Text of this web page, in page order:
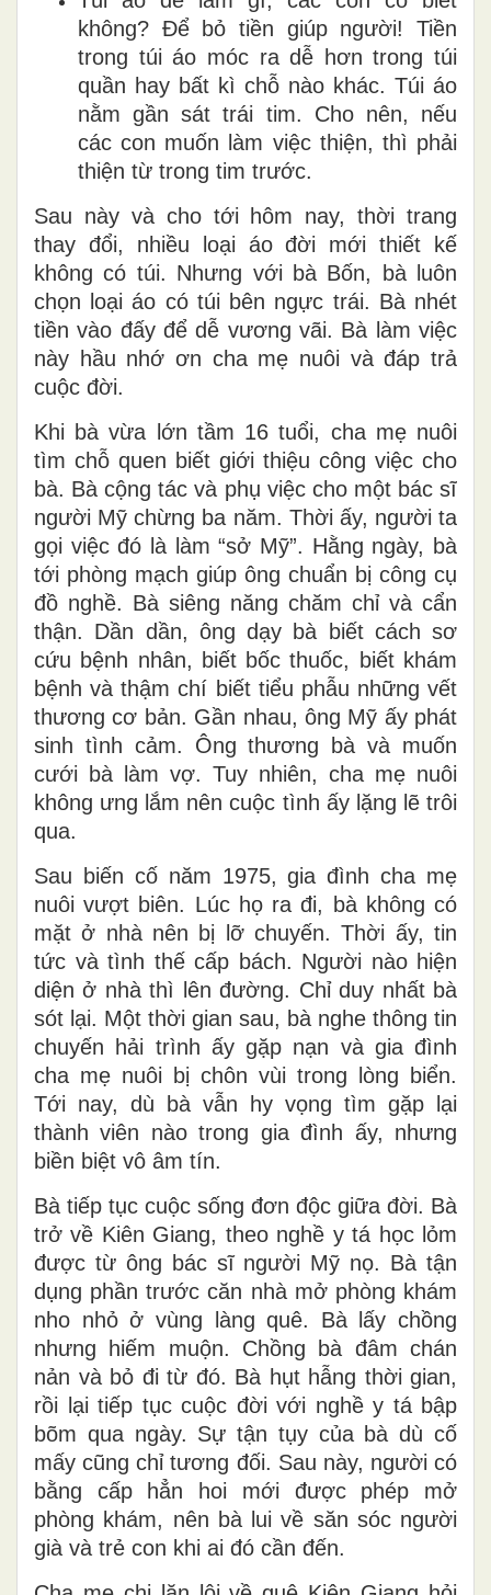
không? Để bỏ tiền giúp người! Tiền
trong túi áo móc ra dễ hơn trong túi
quần hay bất kì chỗ nào khác. Túi áo
nằm gần sát trái tim. Cho nên, nếu
các con muốn làm việc thiện, thì phải
thiện từ trong tim trước.
Sau này và cho tới hôm nay, thời trang
thay đổi, nhiều loại áo đời mới thiết kế
không có túi. Nhưng với bà Bốn, bà luôn
chọn loại áo có túi bên ngực trái. Bà nhét
tiền vào đấy để dễ vương vãi. Bà làm việc
này hầu nhớ ơn cha mẹ nuôi và đáp trả
cuộc đời.
Khi bà vừa lớn tầm 16 tuổi, cha mẹ nuôi
tìm chỗ quen biết giới thiệu công việc cho
bà. Bà cộng tác và phụ việc cho một bác sĩ
người Mỹ chừng ba năm. Thời ấy, người ta
gọi việc đó là làm “sở Mỹ”. Hằng ngày, bà
tới phòng mạch giúp ông chuẩn bị công cụ
đồ nghề. Bà siêng năng chăm chỉ và cẩn
thận. Dần dần, ông dạy bà biết cách sơ
cứu bệnh nhân, biết bốc thuốc, biết khám
bệnh và thậm chí biết tiểu phẫu những vết
thương cơ bản. Gần nhau, ông Mỹ ấy phát
sinh tình cảm. Ông thương bà và muốn
cưới bà làm vợ. Tuy nhiên, cha mẹ nuôi
không ưng lắm nên cuộc tình ấy lặng lẽ trôi
qua.
Sau biến cố năm 1975, gia đình cha mẹ
nuôi vượt biên. Lúc họ ra đi, bà không có
mặt ở nhà nên bị lỡ chuyến. Thời ấy, tin
tức và tình thế cấp bách. Người nào hiện
diện ở nhà thì lên đường. Chỉ duy nhất bà
sót lại. Một thời gian sau, bà nghe thông tin
chuyến hải trình ấy gặp nạn và gia đình
cha mẹ nuôi bị chôn vùi trong lòng biển.
Tới nay, dù bà vẫn hy vọng tìm gặp lại
thành viên nào trong gia đình ấy, nhưng
biền biệt vô âm tín.
Bà tiếp tục cuộc sống đơn độc giữa đời. Bà
trở về Kiên Giang, theo nghề y tá học lỏm
được từ ông bác sĩ người Mỹ nọ. Bà tận
dụng phần trước căn nhà mở phòng khám
nho nhỏ ở vùng làng quê. Bà lấy chồng
nhưng hiếm muộn. Chồng bà đâm chán
nản và bỏ đi từ đó. Bà hụt hẫng thời gian,
rồi lại tiếp tục cuộc đời với nghề y tá bập
bõm qua ngày. Sự tận tụy của bà dù cố
mấy cũng chỉ tương đối. Sau này, người có
bằng cấp hẳn hoi mới được phép mở
phòng khám, nên bà lui về săn sóc người
già và trẻ con khi ai đó cần đến.